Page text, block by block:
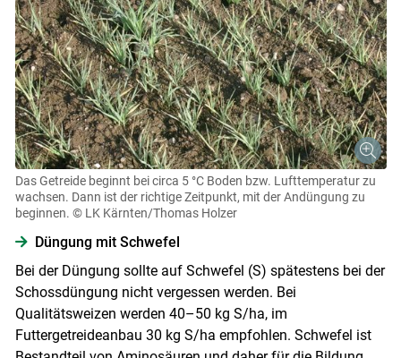
Das Getreide beginnt bei circa 5 °C Boden­ bzw. Lufttemperatur zu
wachsen. Dann ist der richtige Zeitpunkt, mit der Andüngung zu
beginnen. © LK Kärnten/Thomas Holzer
Düngung mit Schwefel
Bei der Düngung sollte auf Schwefel (S) spätestens bei der
Schossdüngung nicht vergessen werden. Bei
Qualitätsweizen werden 40–50 kg S/​ha, im
Futtergetreideanbau 30 kg S/​ha empfohlen. Schwefel ist